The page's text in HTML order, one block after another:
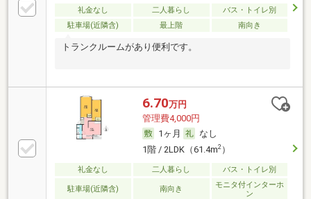
礼金なし 二人暮らし
バス・トイレ別
駐車場(近隣含)
最上階 南向き
トランクルームがあり便利です。
6.70万円
管理費4,000円
1ヶ月
なし
1階 / 2LDK（61.4m2）
礼金なし 二人暮らし バス・トイレ別
駐車場(近隣含) 南向き
モニタ付インターホ
ン